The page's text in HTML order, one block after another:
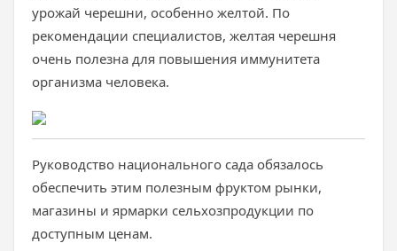
урожай черешни, особенно желтой. По
рекомендации специалистов, желтая черешня
очень полезна для повышения иммунитета
организма человека.
Руководство национального сада обязалось
обеспечить этим полезным фруктом рынки,
магазины и ярмарки сельхозпродукции по
доступным ценам.